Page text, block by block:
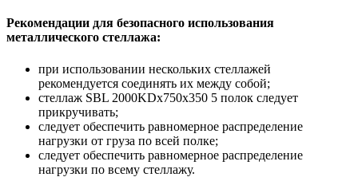
Рекомендации для безопасного использования
металлического стеллажа:
при использовании нескольких стеллажей
рекомендуется соединять их между собой;
стеллаж SBL 2000KDх750x350 5 полок следует
прикручивать;
следует обеспечить равномерное распределение
нагрузки от груза по всей полке;
следует обеспечить равномерное распределение
нагрузки по всему стеллажу.